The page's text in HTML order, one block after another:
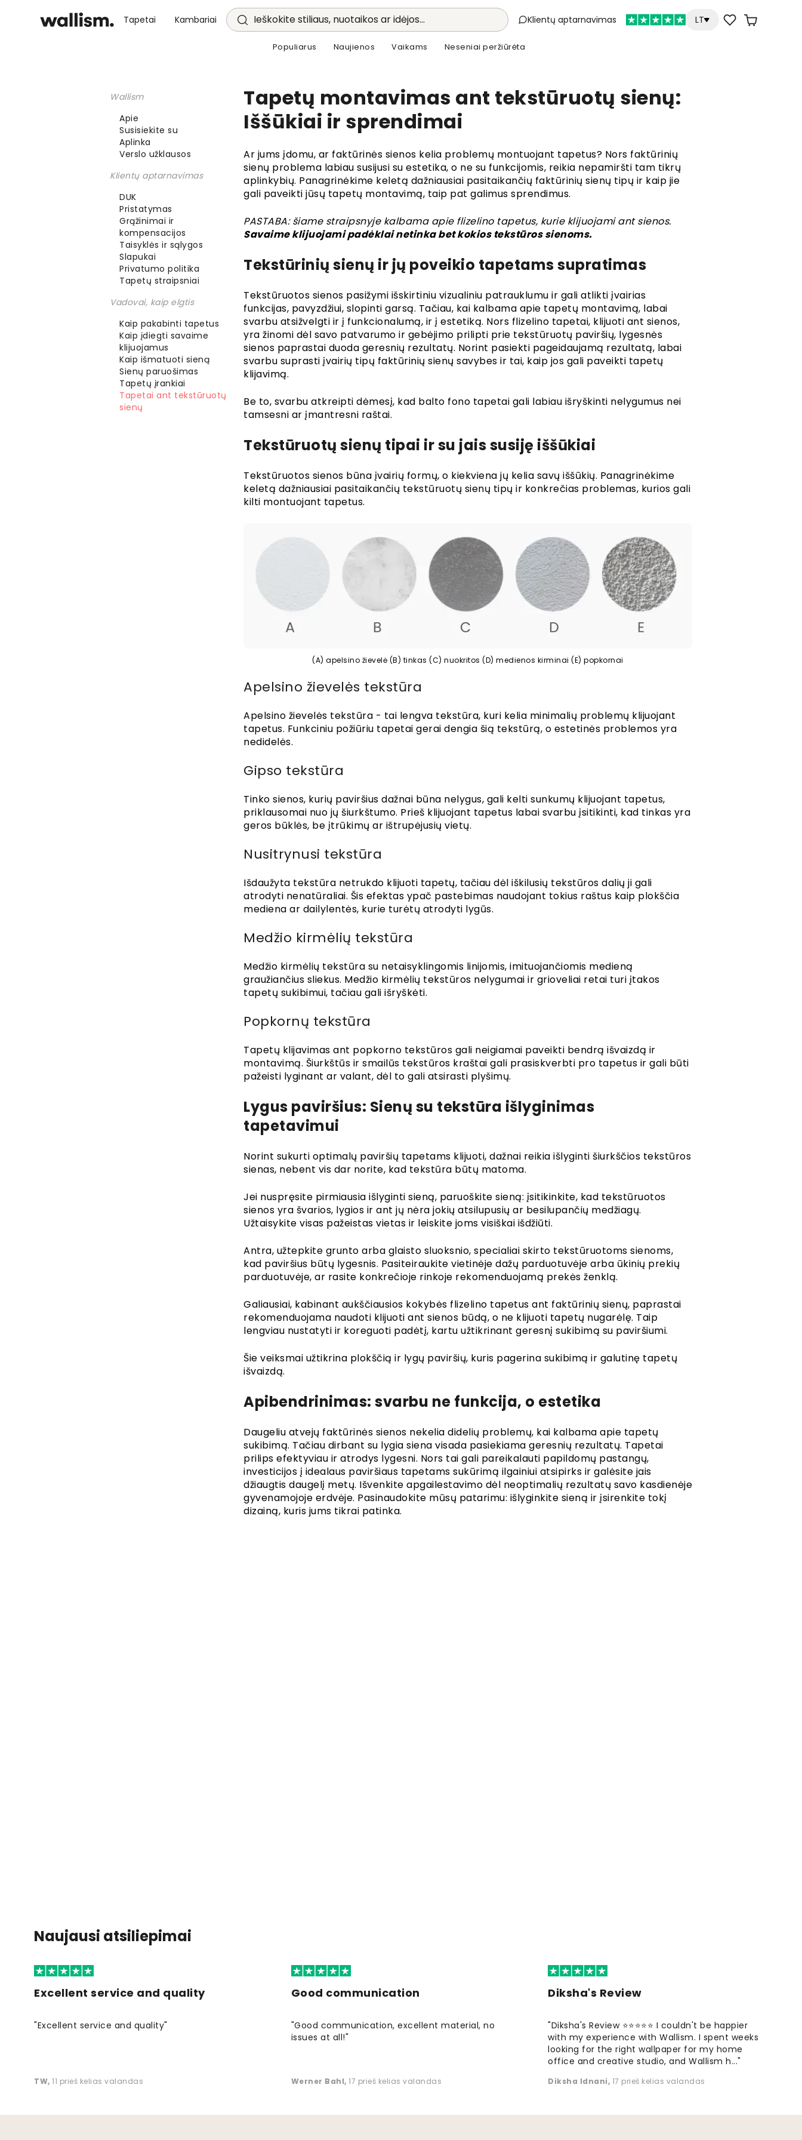
Tapetai Kambariai Ieškokite stiliaus, nuotaikos ar idėjos... Klientų aptarnavimas LT
Populiarus Naujienos Vaikams Neseniai peržiūrėta
Wallism
Apie
Susisiekite su
Aplinka
Verslo užklausos
Klientų aptarnavimas
DUK
Pristatymas
Grąžinimai ir
kompensacijos
Taisyklės ir sąlygos
Slapukai
Privatumo politika
Tapetų straipsniai
Vadovai, kaip elgtis
Kaip pakabinti tapetus
Kaip įdiegti savaime
klijuojamus
Kaip išmatuoti sieną
Sienų paruošimas
Tapetų įrankiai
Tapetai ant tekstūruotų
sienų
Tapetų montavimas ant tekstūruotų sienų:
Iššūkiai ir sprendimai
Ar jums įdomu, ar faktūrinės sienos kelia problemų montuojant tapetus? Nors faktūrinių
sienų problema labiau susijusi su estetika, o ne su funkcijomis, reikia nepamiršti tam tikrų
aplinkybių. Panagrinėkime keletą dažniausiai pasitaikančių faktūrinių sienų tipų ir kaip jie
gali paveikti jūsų tapetų montavimą, taip pat galimus sprendimus.
PASTABA: šiame straipsnyje kalbama apie flizelino tapetus, kurie klijuojami ant sienos.
Savaime klijuojami padėklai netinka bet kokios tekstūros sienoms.
Tekstūrinių sienų ir jų poveikio tapetams supratimas
Tekstūruotos sienos pasižymi išskirtiniu vizualiniu patrauklumu ir gali atlikti įvairias
funkcijas, pavyzdžiui, slopinti garsą. Tačiau, kai kalbama apie tapetų montavimą, labai
svarbu atsižvelgti ir į funkcionalumą, ir į estetiką. Nors flizelino tapetai, klijuoti ant sienos,
yra žinomi dėl savo patvarumo ir gebėjimo prilipti prie tekstūruotų paviršių, lygesnės
sienos paprastai duoda geresnių rezultatų. Norint pasiekti pageidaujamą rezultatą, labai
svarbu suprasti įvairių tipų faktūrinių sienų savybes ir tai, kaip jos gali paveikti tapetų
klijavimą.
Be to, svarbu atkreipti dėmesį, kad balto fono tapetai gali labiau išryškinti nelygumus nei
tamsesni ar įmantresni raštai.
Tekstūruotų sienų tipai ir su jais susiję iššūkiai
Tekstūruotos sienos būna įvairių formų, o kiekviena jų kelia savų iššūkių. Panagrinėkime
keletą dažniausiai pasitaikančių tekstūruotų sienų tipų ir konkrečias problemas, kurios gali
kilti montuojant tapetus.
(A) apelsino žievelė (B) tinkas (C) nuokritos (D) medienos kirminai (E) popkornai
Apelsino žievelės tekstūra
Apelsino žievelės tekstūra - tai lengva tekstūra, kuri kelia minimalių problemų klijuojant
tapetus. Funkciniu požiūriu tapetai gerai dengia šią tekstūrą, o estetinės problemos yra
nedidelės.
Gipso tekstūra
Tinko sienos, kurių paviršius dažnai būna nelygus, gali kelti sunkumų klijuojant tapetus,
priklausomai nuo jų šiurkštumo. Prieš klijuojant tapetus labai svarbu įsitikinti, kad tinkas yra
geros būklės, be įtrūkimų ar ištrupėjusių vietų.
Nusitrynusi tekstūra
Išdaužyta tekstūra netrukdo klijuoti tapetų, tačiau dėl iškilusių tekstūros dalių ji gali
atrodyti nenatūraliai. Šis efektas ypač pastebimas naudojant tokius raštus kaip plokščia
mediena ar dailylentės, kurie turėtų atrodyti lygūs.
Medžio kirmėlių tekstūra
Medžio kirmėlių tekstūra su netaisyklingomis linijomis, imituojančiomis medieną
graužiančius sliekus. Medžio kirmėlių tekstūros nelygumai ir grioveliai retai turi įtakos
tapetų sukibimui, tačiau gali išryškėti.
Popkornų tekstūra
Tapetų klijavimas ant popkorno tekstūros gali neigiamai paveikti bendrą išvaizdą ir
montavimą. Šiurkštūs ir smailūs tekstūros kraštai gali prasiskverbti pro tapetus ir gali būti
pažeisti lyginant ar valant, dėl to gali atsirasti plyšimų.
Lygus paviršius: Sienų su tekstūra išlyginimas
tapetavimui
Norint sukurti optimalų paviršių tapetams klijuoti, dažnai reikia išlyginti šiurkščios tekstūros
sienas, nebent vis dar norite, kad tekstūra būtų matoma.
Jei nuspręsite pirmiausia išlyginti sieną, paruoškite sieną: įsitikinkite, kad tekstūruotos
sienos yra švarios, lygios ir ant jų nėra jokių atsilupusių ar besilupančių medžiagų.
Užtaisykite visas pažeistas vietas ir leiskite joms visiškai išdžiūti.
Antra, užtepkite grunto arba glaisto sluoksnio, specialiai skirto tekstūruotoms sienoms,
kad paviršius būtų lygesnis. Pasiteiraukite vietinėje dažų parduotuvėje arba ūkinių prekių
parduotuvėje, ar rasite konkrečioje rinkoje rekomenduojamą prekės ženklą.
Galiausiai, kabinant aukščiausios kokybės flizelino tapetus ant faktūrinių sienų, paprastai
rekomenduojama naudoti klijuoti ant sienos būdą, o ne klijuoti tapetų nugarėlę. Taip
lengviau nustatyti ir koreguoti padėtį, kartu užtikrinant geresnį sukibimą su paviršiumi.
Šie veiksmai užtikrina plokščią ir lygų paviršių, kuris pagerina sukibimą ir galutinę tapetų
išvaizdą.
Apibendrinimas: svarbu ne funkcija, o estetika
Daugeliu atvejų faktūrinės sienos nekelia didelių problemų, kai kalbama apie tapetų
sukibimą. Tačiau dirbant su lygia siena visada pasiekiama geresnių rezultatų. Tapetai
prilips efektyviau ir atrodys lygesni. Nors tai gali pareikalauti papildomų pastangų,
investicijos į idealaus paviršiaus tapetams sukūrimą ilgainiui atsipirks ir galėsite jais
džiaugtis daugelį metų. Išvenkite apgailestavimo dėl neoptimalių rezultatų savo kasdienėje
gyvenamojoje erdvėje. Pasinaudokite mūsų patarimu: išlyginkite sieną ir įsirenkite tokį
dizainą, kuris jums tikrai patinka.
Naujausi atsiliepimai
Excellent service and quality
"Excellent service and quality"
TW, 11 prieš kelias valandas
Good communication
"Good communication, excellent material, no
issues at all!"
Werner Bahl, 17 prieš kelias valandas
Diksha's Review
"Diksha's Review ⭐⭐⭐⭐⭐ I couldn't be happier
with my experience with Wallism. I spent weeks
looking for the right wallpaper for my home
office and creative studio, and Wallism h..."
Diksha Idnani, 17 prieš kelias valandas